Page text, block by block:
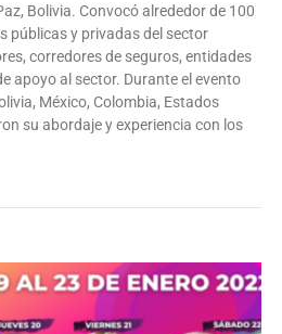
Bolivia. Convocó alrededor de 100
públicas y privadas del sector
corredores de seguros, entidades
apoyo al sector. Durante el evento
México, Colombia, Estados
su abordaje y experiencia con los